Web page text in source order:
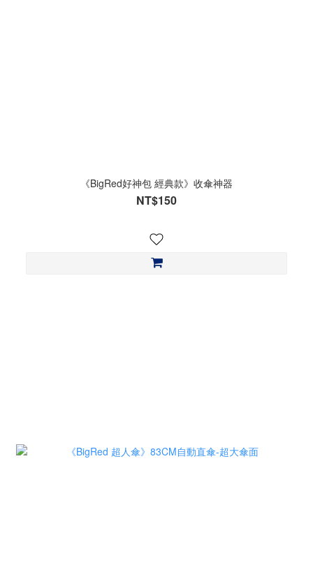
《BigRed好神包 經典款》收傘神器
NT$150